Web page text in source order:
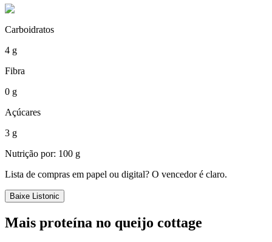
Carboidratos
4 g
Fibra
0 g
Açúcares
3 g
Nutrição por: 100 g
Lista de compras em papel ou digital? O vencedor é claro.
Baixe Listonic
Mais proteína no queijo cottage